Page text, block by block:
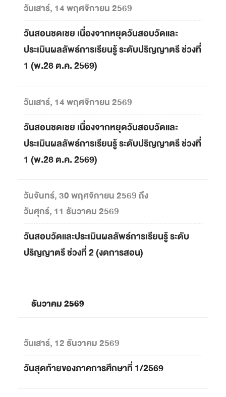
วันเสาร์, 14 พฤศจิกายน 2569
วันสอนชดเชย เนื่องจากหยุดวันสอบวัดและ
ประเมินผลลัพธ์การเรียนรู้ ระดับปริญญาตรี ช่วงที่
1 (พ.28 ต.ค. 2569)
วันเสาร์, 14 พฤศจิกายน 2569
วันสอนชดเชย เนื่องจากหยุดวันสอบวัดและ
ประเมินผลลัพธ์การเรียนรู้ ระดับปริญญาตรี ช่วงที่
1 (พ.28 ต.ค. 2569)
วันจันทร์, 30 พฤศจิกายน 2569 ถึง
วันศุกร์, 11 ธันวาคม 2569
วันสอบวัดและประเมินผลลัพธ์การเรียนรู้ ระดับ
ปริญญาตรี ช่วงที่ 2 (งดการสอน)
ธันวาคม 2569
วันเสาร์, 12 ธันวาคม 2569
วันสุดท้ายของภาคการศึกษาที่ 1/2569